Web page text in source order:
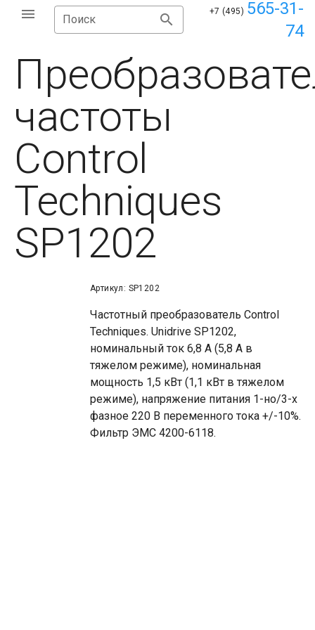
Поиск
+7 (495) 565-31-
74
частоты
Control
Techniques
SP1202
Артикул: SP1202
Частотный преобразователь Control
Techniques. Unidrive SP1202,
номинальный ток 6,8 А (5,8 А в
тяжелом режиме), номинальная
мощность 1,5 кВт (1,1 кВт в тяжелом
режиме), напряжение питания 1-но/3-х
фазное 220 В переменного тока +/-10%.
Фильтр ЭМС 4200-6118.